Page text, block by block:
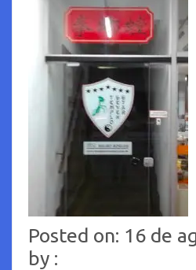
Posted on: 16 de
by :